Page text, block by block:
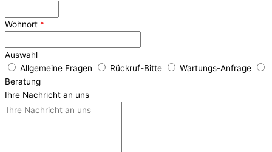
Wohnort *
Auswahl
Allgemeine Fragen
Rückruf-Bitte
Wartungs-Anfrage
Beratung
Ihre Nachricht an uns